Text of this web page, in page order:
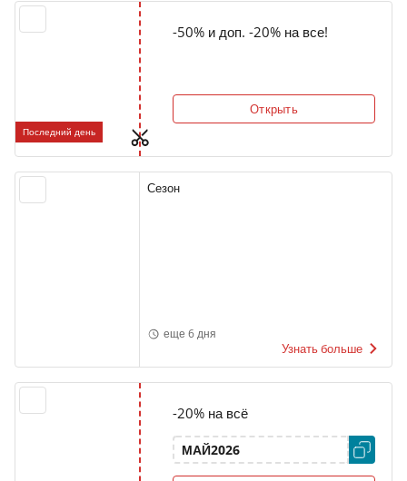
Последний день
-50% и доп. -20% на все!
Открыть
Сезон
еще 6 дня
Узнать больше
-20% на всё
МАЙ2026